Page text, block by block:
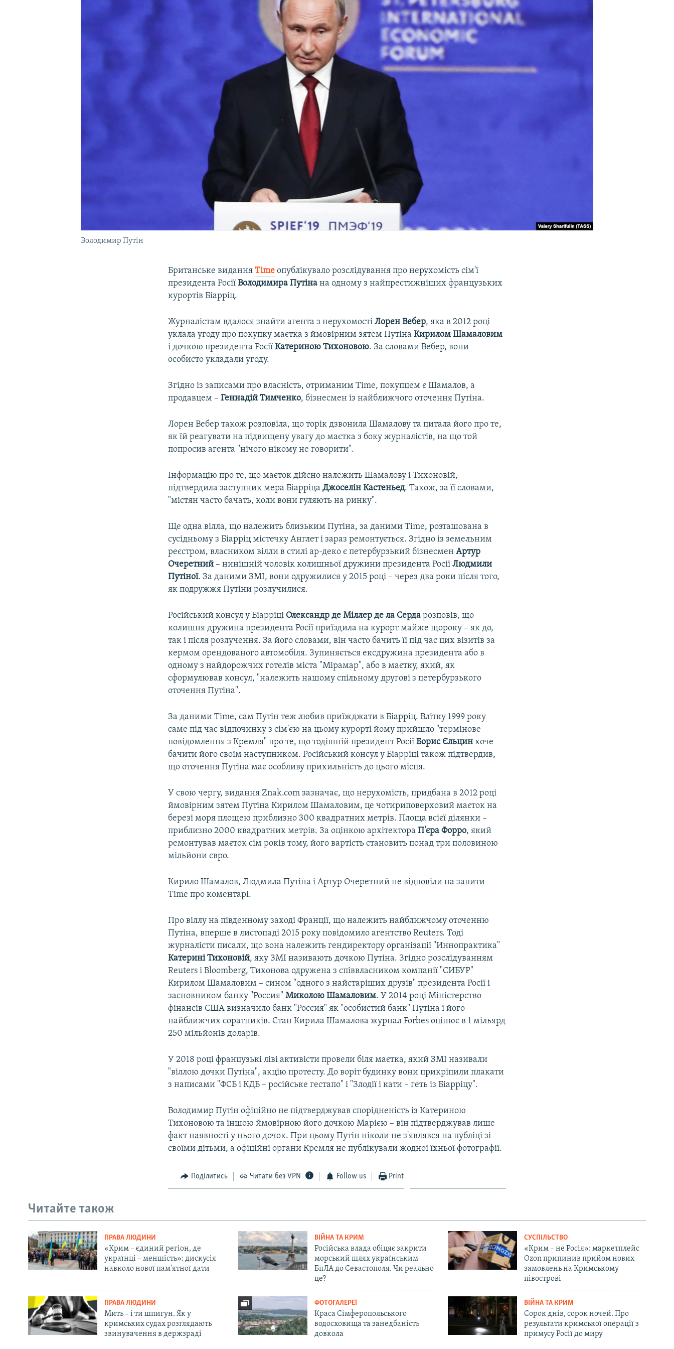
Володимир Путін
Британське виданняTime опублікувало розслідування про нерухомість сім'ї
президента РосіїВолодимира Путіна на одному з найпрестижніших французьких
курортів Біарріц.
Журналістам вдалося знайти агента з нерухомостіЛорен Вебер, яка в 2012 році
уклала угоду про покупку маєтка з ймовірним зятем ПутінаКирилом Шамаловим
і дочкою президента РосіїКатериною Тихоновою. За словами Вебер, вони
особисто укладали угоду.
Згідно із записами про власність, отриманим Time, покупцем є Шамалов, а
продавцем –Геннадій Тимченко, бізнесмен із найближчого оточення Путіна.
Лорен Вебер також розповіла, що торік дзвонила Шамалову та питала його про те,
як їй реагувати на підвищену увагу до маєтка з боку журналістів, на що той
попросив агента "нічого нікому не говорити".
Інформацію про те, що маєток дійсно належить Шамалову і Тихоновій,
підтвердила заступник мера БіарріцаДжоселін Кастеньед. Також, за її словами,
"містян часто бачать, коли вони гуляють на ринку".
Ще одна вілла, що належить близьким Путіна, за даними Time, розташована в
сусідньому з Біарріц містечку Англет і зараз ремонтується. Згідно із земельним
реєстром, власником вілли в стилі ар-деко є петербурзький бізнесменАртур
Очеретний – нинішній чоловік колишньої дружини президента РосіїЛюдмили
Путіної. За даними ЗМІ, вони одружилися у 2015 році – через два роки після того,
як подружжя Путіни розлучилися.
Російський консул у Біарріці Олександр де Міллер де ла Серда розповів, що
колишня дружина президента Росії приїздила на курорт майже щороку – як до,
так і після розлучення. За його словами, він часто бачить її під час цих візитів за
кермом орендованого автомобіля. Зупиняється ексдружина президента або в
одному з найдорожчих готелів міста "Мірамар", або в маєтку, який, як
сформулював консул, "належить нашому спільному другові з петербурзького
оточення Путіна".
За даними Time, сам Путін теж любив приїжджати в Біарріц. Влітку 1999 року
саме під час відпочинку з сім'єю на цьому курорті йому прийшло "термінове
повідомлення з Кремля" про те, що тодішній президент РосіїБорис Єльцин хоче
бачити його своїм наступником. Російський консул у Біарріці також підтвердив,
що оточення Путіна має особливу прихильність до цього місця.
У свою чергу, видання Znak.com зазначає, що нерухомість, придбана в 2012 році
ймовірним зятем Путіна Кирилом Шамаловим, це чотириповерховий маєток на
березі моря площею приблизно 300 квадратних метрів. Площа всієї ділянки –
приблизно 2000 квадратних метрів. За оцінкою архітектораП'єра Форро, який
ремонтував маєток сім років тому, його вартість становить понад три половиною
мільйони євро.
Кирило Шамалов, Людмила Путіна і Артур Очеретний не відповіли на запити
Time про коментарі.
Про віллу на південному заході Франції, що належить найближчому оточенню
Путіна, вперше в листопаді 2015 року повідомило агентство Reuters. Тоді
журналісти писали, що вона належить гендиректору організації "Иннопрактика"
Катерині Тихоновій, яку ЗМІ називають дочкою Путіна. Згідно розслідуванням
Reuters і Bloomberg, Тихонова одружена з співвласником компанії "СИБУР"
Кирилом Шамаловим – сином "одного з найстаріших друзів" президента Росії і
засновником банку "Россия"Миколою Шамаловим. У 2014 році Міністерство
фінансів США визначило банк "Россия" як "особистий банк" Путіна і його
найближчих соратників. Стан Кирила Шамалова журнал Forbes оцінює в 1 мільярд
250 мільйонів доларів.
У 2018 році французькі ліві активісти провели біля маєтка, який ЗМІ називали
"віллою дочки Путіна", акцію протесту. До воріт будинку вони прикріпили плакати
з написами "ФСБ і КДБ – російське гестапо" і "Злодії і кати – геть із Біарріцу".
Володимир Путін офіційно не підтверджував спорідненість із Катериною
Тихоновою та іншою ймовірною його дочкою Марією – він підтверджував лише
факт наявності у нього дочок. При цьому Путін ніколи не з'являвся на публіці зі
своїми дітьми, а офіційні органи Кремля не публікували жодної їхньої фотографії.
Поділитись Читати без VPN Follow us Print
Читайте також
ПРАВА ЛЮДИНИ
«Крим – єдиний регіон, де
українці – меншість»: дискусія
навколо нової пам'ятної дати
ВІЙНА ТА КРИМ
Російська влада обіцяє закрити
морський шлях українським
БпЛА до Севастополя. Чи реально
це?
СУСПІЛЬСТВО
«Крим – не Росія»: маркетплейс
Ozon припинив прийом нових
замовлень на Кримському
півострові
ПРАВА ЛЮДИНИ
Мить – і ти шпигун. Як у
кримських судах розглядають
звинувачення в держзраді
ФОТОГАЛЕРЕЇ
Краса Сімферопольського
водосховища та занедбаність
довкола
ВІЙНА ТА КРИМ
Сорок днів, сорок ночей. Про
результати кримської операції з
примусу Росії до миру